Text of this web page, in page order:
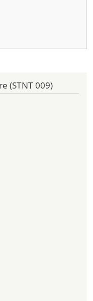
(STNT 009)